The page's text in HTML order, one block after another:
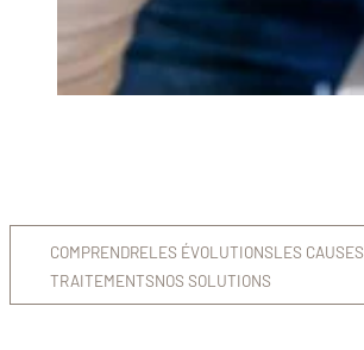
COMPRENDRELES ÉVOLUTIONSLES CAUSES
TRAITEMENTSNOS SOLUTIONS